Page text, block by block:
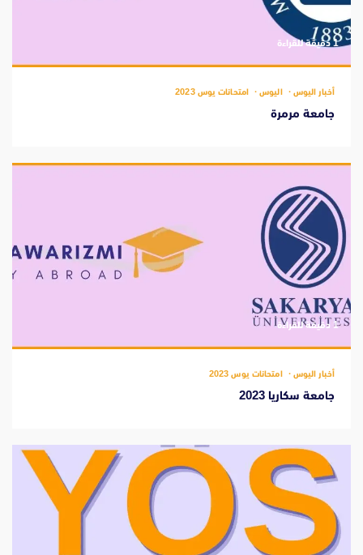
‫1 دقيقة للقراءة
أخبار اليوس اليوس امتحانات يوس 2023
جامعة مرمرة
‫1 دقيقة للقراءة
أخبار اليوس امتحانات يوس 2023
جامعة سكاريا 2023